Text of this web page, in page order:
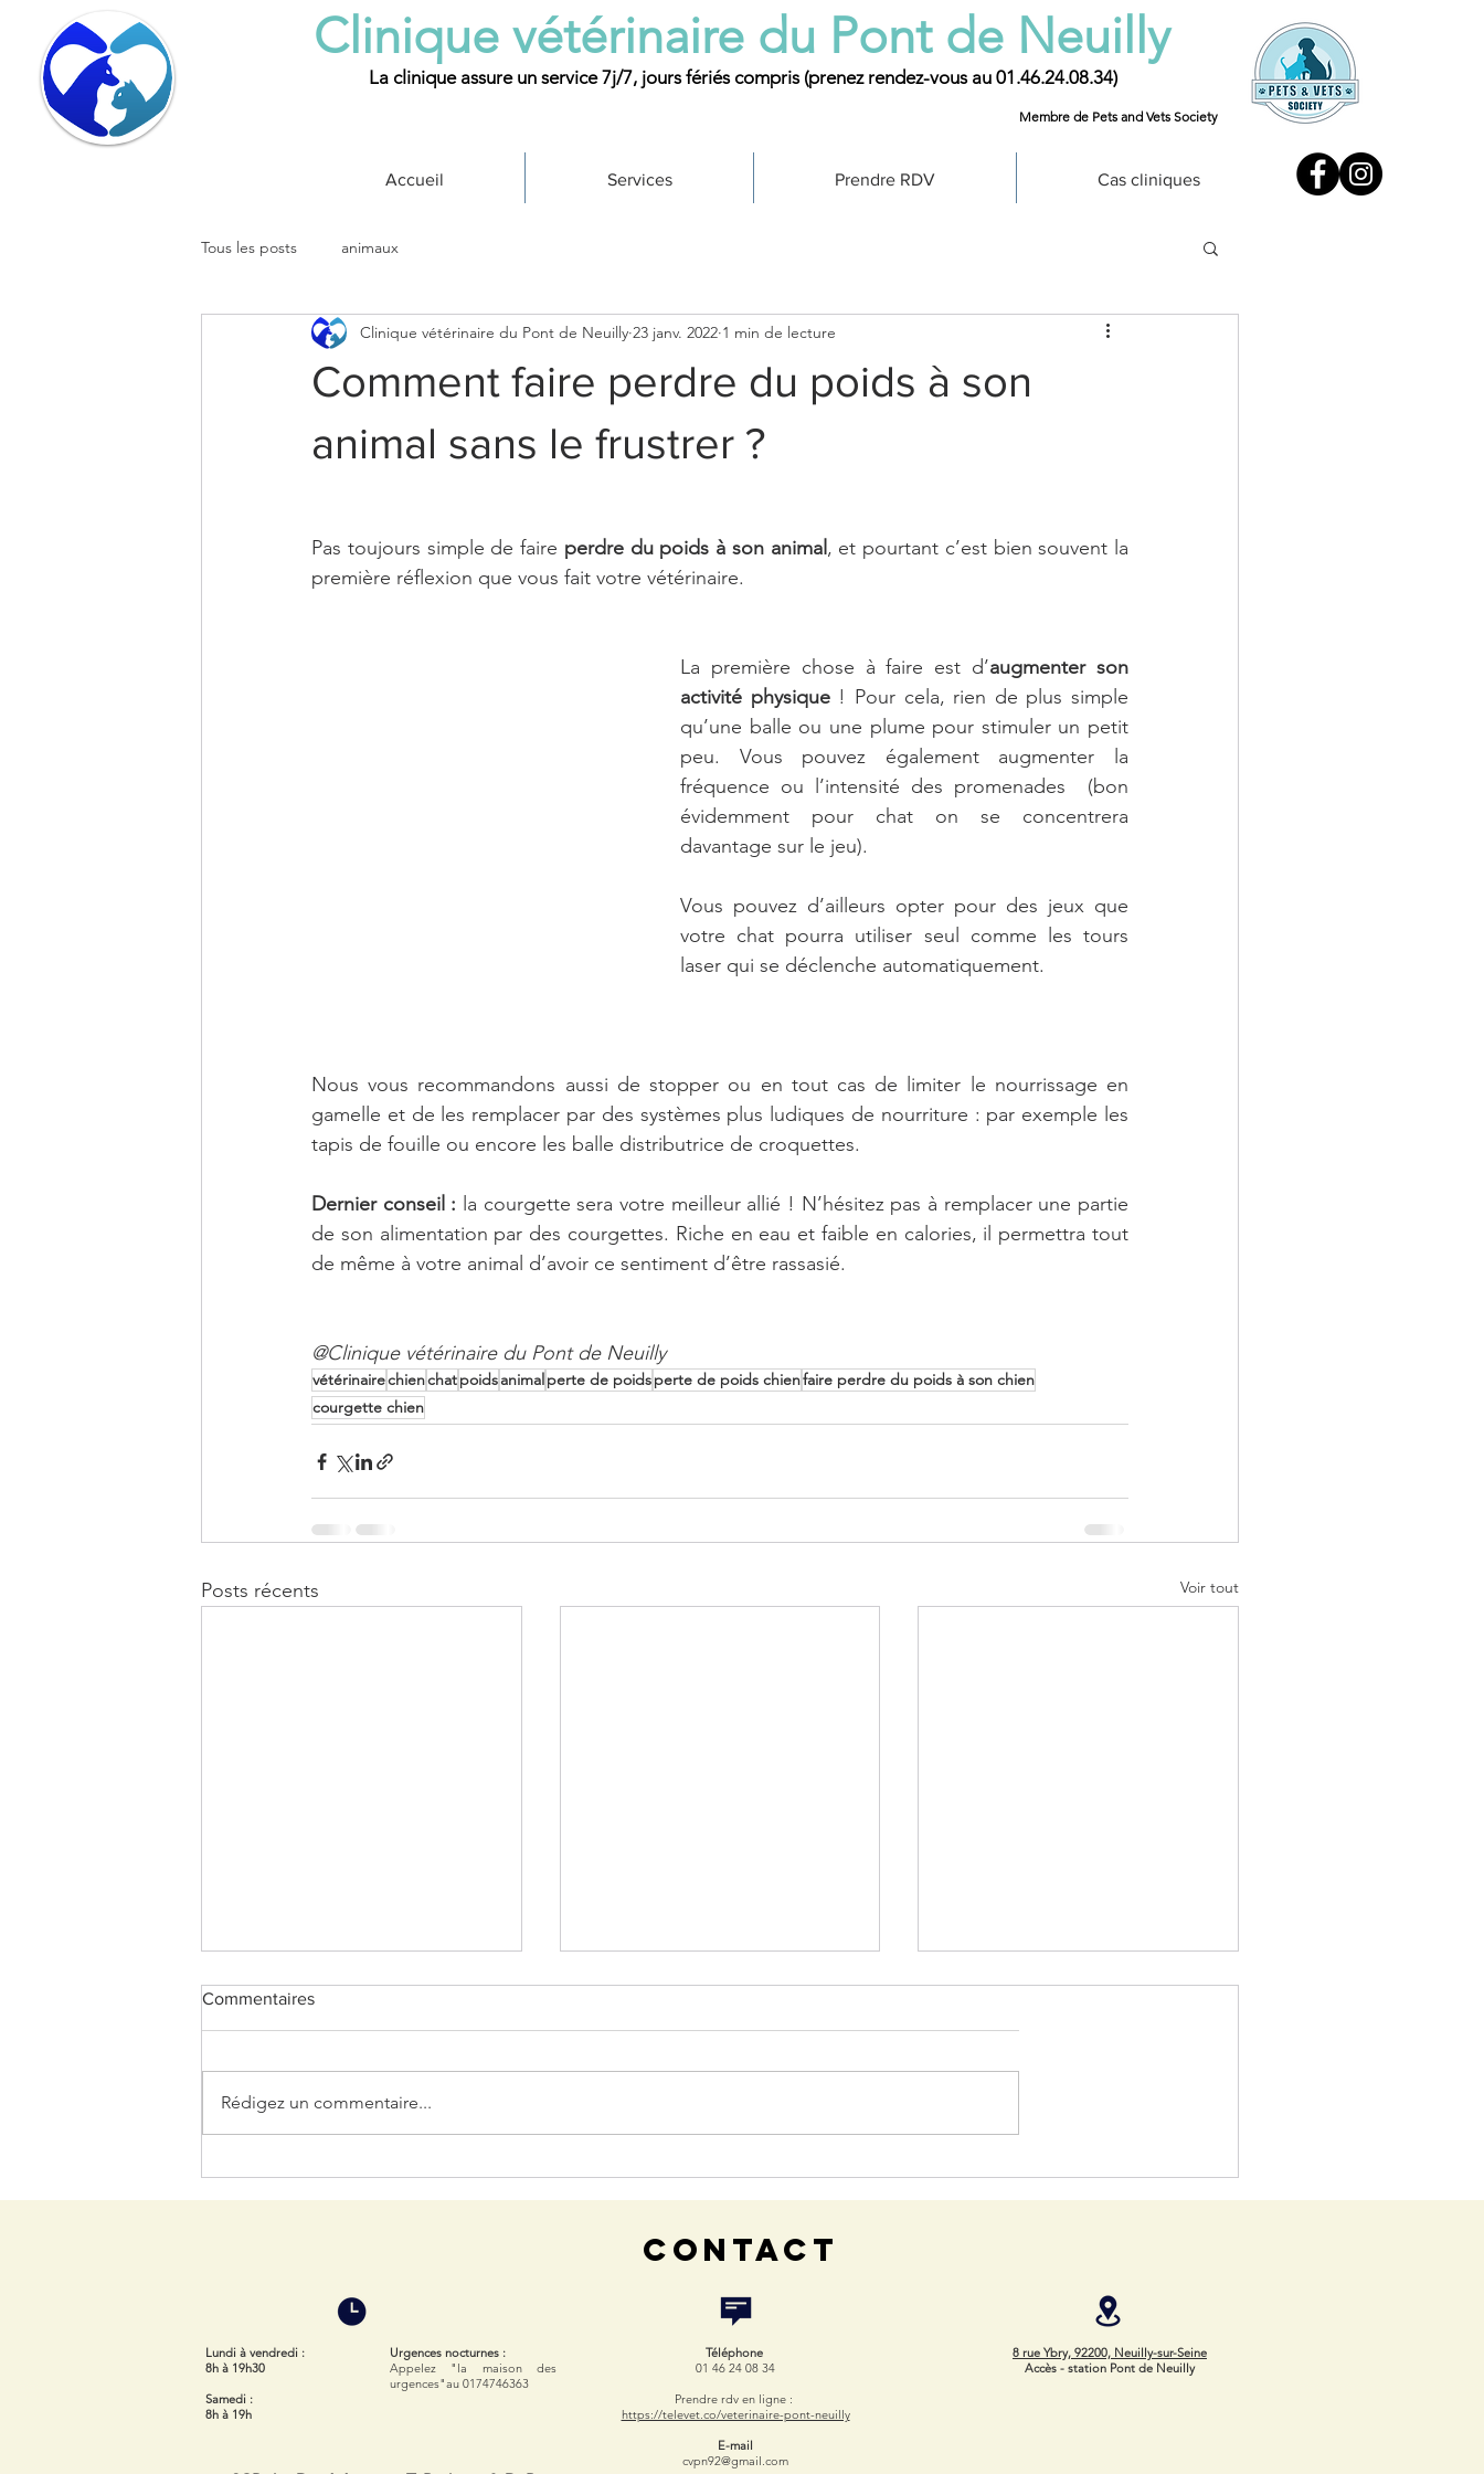
Clinique vétérinaire du Pont de Neuilly
La clinique assure un service 7j/7, jours fériés compris (prenez rendez-vous au 01.46.24.08.34)
Membre de Pets and Vets Society
Accueil Services Prendre RDV Cas cliniques
Tous les posts animaux
Comment faire perdre du poids à son
animal sans le frustrer ?
Clinique vétérinaire du Pont de Neuilly 23 janv. 2022 1 min de lecture
Pas toujours simple de faire perdre du poids à son animal , et pourtant c’est bien souvent la
première réflexion que vous fait votre vétérinaire.
La première chose à faire est d’augmenter son
activité physique ! Pour cela, rien de plus simple
qu’une balle ou une plume pour stimuler un petit
peu. Vous pouvez également augmenter la
fréquence ou l’intensité des promenades  (bon
évidemment pour chat on se concentrera
davantage sur le jeu).
Vous pouvez d’ailleurs opter pour des jeux que
votre chat pourra utiliser seul comme les tours
laser qui se déclenche automatiquement.
Nous vous recommandons aussi de stopper ou en tout cas de limiter le nourrissage en
gamelle et de les remplacer par des systèmes plus ludiques de nourriture : par exemple les
tapis de fouille ou encore les balle distributrice de croquettes.
Dernier conseil : la courgette sera votre meilleur allié ! N’hésitez pas à remplacer une partie
de son alimentation par des courgettes. Riche en eau et faible en calories, il permettra tout
de même à votre animal d’avoir ce sentiment d’être rassasié.
@Clinique vétérinaire du Pont de Neuilly
vétérinairechienchatpoidsanimalperte de poidsperte de poids chienfaire perdre du poids à son chien
courgette chien
Posts récents Voir tout
COVID chez le chien ?
Commentaires
Rédigez un commentaire...
CONTACT
Lundi à vendredi :
8h à 19h30
Samedi :
8h à 19h
​Urgences nocturnes :
Appelez "la maison des
urgences"au 0174746363
Téléphone
01 46 24 08 34
Prendre rdv en ligne :
https://televet.co/veterinaire-pont-neuilly
E-mail
cvpn92@gmail.com
8 rue Ybry, 92200, Neuilly-sur-Seine
Accès - station Pont de Neuilly